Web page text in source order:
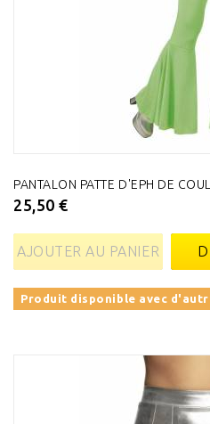
PANTALON PATTE D'EPH DE
25,50 €
AJOUTER AU PANIER
Produit disponible avec